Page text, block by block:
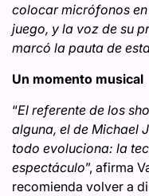
colocar micrófonos
juego, y la voz de su
marcó la pauta de
Un momento musical
“El referente de los
alguna, el de Michael
todo evoluciona: la
espectáculo”, afirma
recomienda volver a